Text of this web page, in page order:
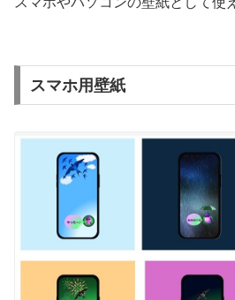
スマホ用壁紙